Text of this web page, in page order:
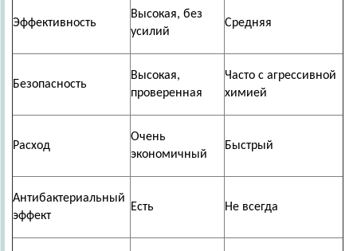
Эффективность
Высокая, без
усилий
Средняя
Безопасность
Высокая,
проверенная
Часто с агрессивной
химией
Расход
Очень
экономичный
Быстрый
Антибактериальный
эффект
Есть Не всегда